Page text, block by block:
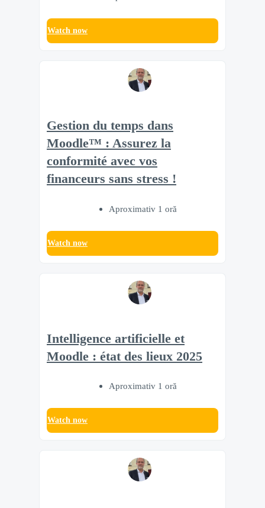
Watch now
Gestion du temps dans
Moodle™ : Assurez la
conformité avec vos
financeurs sans stress !
Aproximativ 1 oră
Watch now
Intelligence artificielle et
Moodle : état des lieux 2025
Aproximativ 1 oră
Watch now